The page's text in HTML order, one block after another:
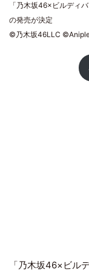
「乃木坂46×ビルディ
の発売が決定
©乃木坂46LLC
「乃木坂46×ビル